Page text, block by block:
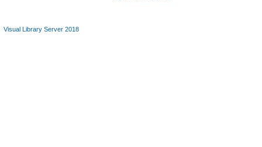
Visual Library Server 2018